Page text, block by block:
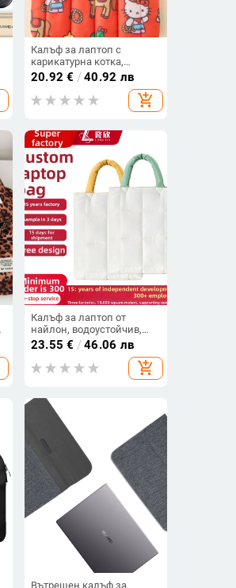
Калъф за лаптоп с
карикатурна котка,
водоустойчив и
удароустойчив,
полиестерна подплата
20.92 € /40.92 лв
add_shopping_cart
Калъф за лаптоп от
найлон, водоустойчив,
удароустойчив, Longxin,
делови стил, подплата от
полиестер
23.55 € /46.06 лв
add_shopping_cart
Вътрешен калъф за